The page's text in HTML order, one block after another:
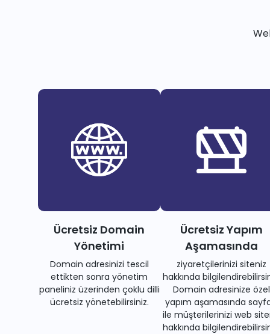
Ücretsiz Domain
Yönetimi
Domain adresinizi tescil
ettikten sonra yönetim
paneliniz üzerinden çoklu dilli
ücretsiz yönetebilirsiniz.
Ücretsiz Yapım
Aşamasında
ziyaretçilerinizi siteniz
hakkında
Domain adresinize özel
yapım aşamasında
ile müşterilerinizi web
hakkında